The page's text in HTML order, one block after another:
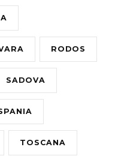
RODOS
SADOVA
TOSCANA